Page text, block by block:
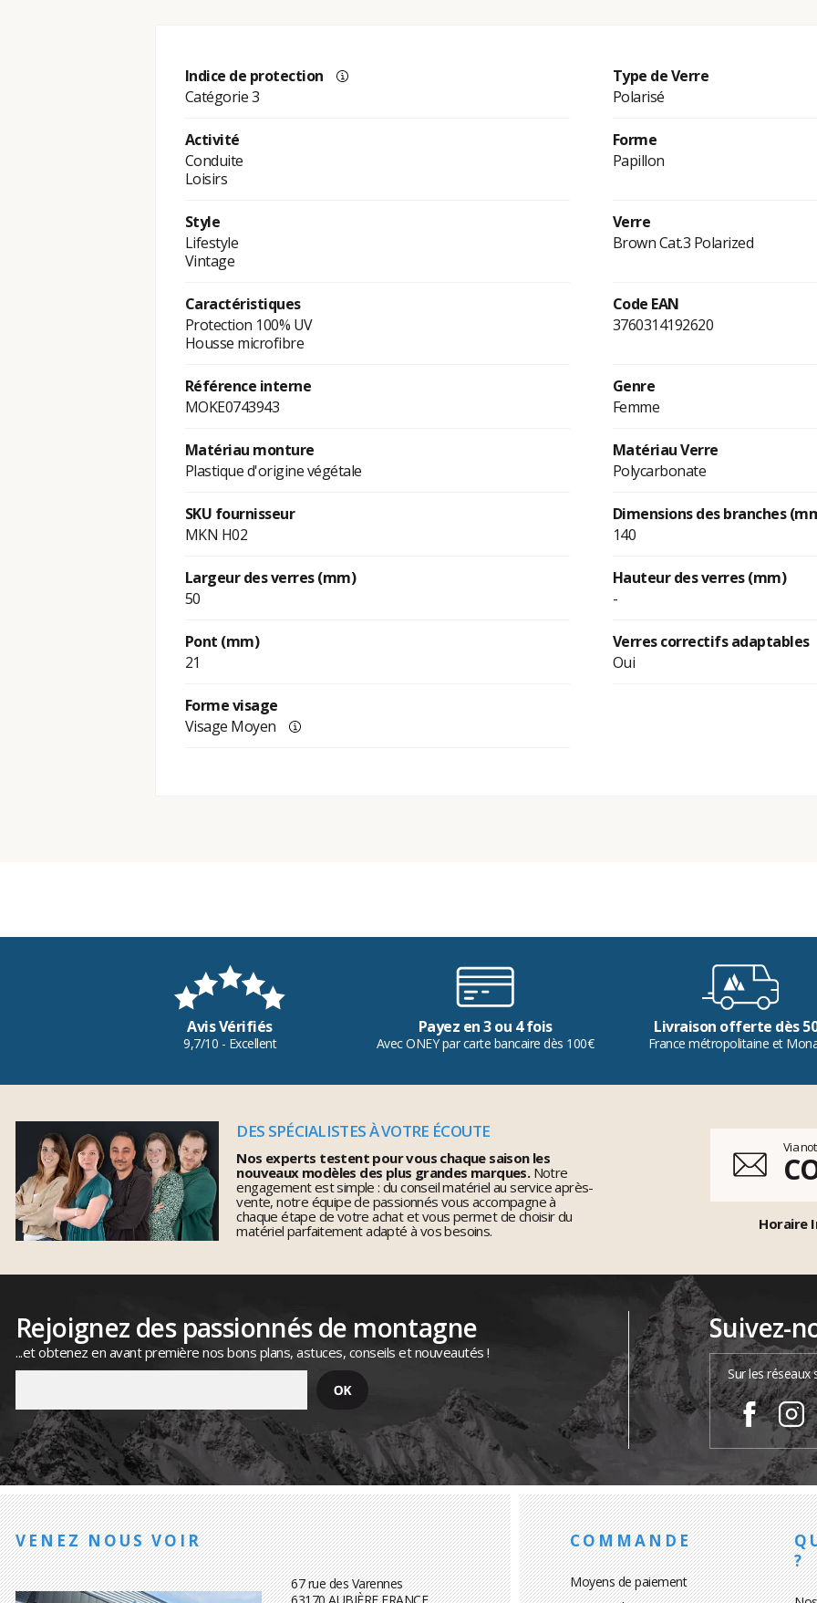
Indice de protection
Catégorie 3
Type de Verre
Polarisé
Activité
Conduite
Loisirs
Forme
Papillon
Style
Lifestyle
Vintage
Verre
Brown Cat.3 Polarized
Caractéristiques
Protection 100% UV
Housse microfibre
Code EAN
3760314192620
Référence interne
MOKE0743943
Genre
Femme
Matériau monture
Plastique d'origine végétale
Matériau Verre
Polycarbonate
SKU fournisseur
MKN H02
Dimensions des branches
140
Largeur des verres (mm)
50
Hauteur des verres (mm)
-
Pont (mm)
21
Verres correctifs adaptables
Oui
Forme visage
Visage Moyen
Avis Vérifiés
9,7/10 - Excellent
Payez en 3 ou 4 fois
Avec ONEY par carte bancaire dès 100€
Livraison offerte dès
France métropolitaine et
DES SPÉCIALISTES À VOTRE ÉCOUTE
Nos experts testent pour vous chaque saison les
nouveaux modèles des plus grandes marques.Notre
engagement est simple : du conseil matériel au service après-
vente, notre équipe de passionnés vous accompagne à
chaque étape de votre achat et vous permet de choisir du
matériel parfaitement adapté à vos besoins.
Via
Horaire
Rejoignez des passionnés de montagne
...et obtenez en avant première nos bons plans, astuces, conseils et nouveautés !
Suivez-
Sur les réseaux
VENEZ NOUS VOIR
67 rue des Varennes
COMMANDE
Moyens de paiement
?